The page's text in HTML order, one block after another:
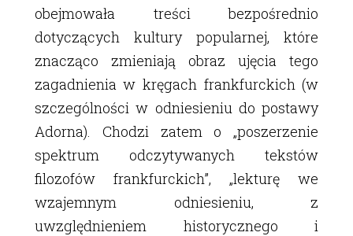
obejmowała treści bezpośrednio
dotyczących kultury popularnej, które
znacząco zmieniają obraz ujęcia tego
zagadnienia w kręgach frankfurckich (w
szczególności w odniesieniu do postawy
Adorna). Chodzi zatem o „poszerzenie
spektrum odczytywanych tekstów
filozofów frankfurckich”, „lekturę we
wzajemnym odniesieniu, z
uwzględnieniem historycznego i